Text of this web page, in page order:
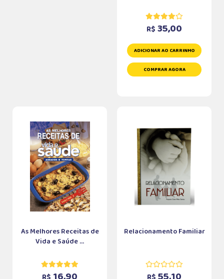
R$ 35,00
ADICIONAR AO CARRINHO
COMPRAR AGORA
As Melhores Receitas de
Vida e Saúde ...
Relacionamento Familiar